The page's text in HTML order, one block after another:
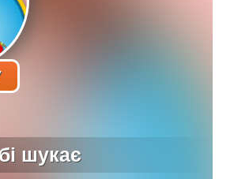
шукає